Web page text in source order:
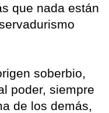
que nada están
soberbio,
poder, siempre
de los demás,